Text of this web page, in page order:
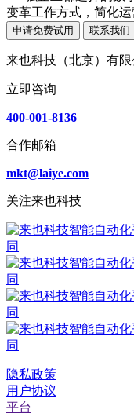
变革工作方式，简化
申请免费试用 联系我们
来也科技（北京）有限
立即咨询
400-001-8136
合作邮箱
mkt@laiye.com
关注来也科技
隐私政策
用户协议
平台